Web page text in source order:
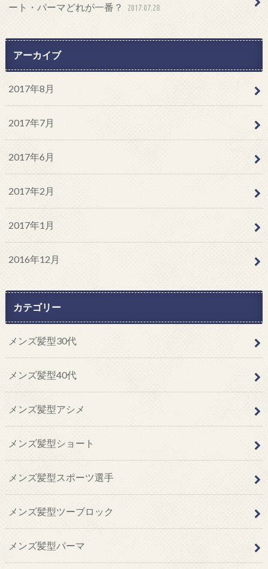
ート・パーマどれが一番？
2017.07.28
アーカイブ
2017年8月
2017年7月
2017年6月
2017年2月
2017年1月
2016年12月
カテゴリー
メンズ髪型30代
メンズ髪型40代
メンズ髪型アシメ
メンズ髪型ショート
メンズ髪型スポーツ選手
メンズ髪型ツーブロック
メンズ髪型パーマ